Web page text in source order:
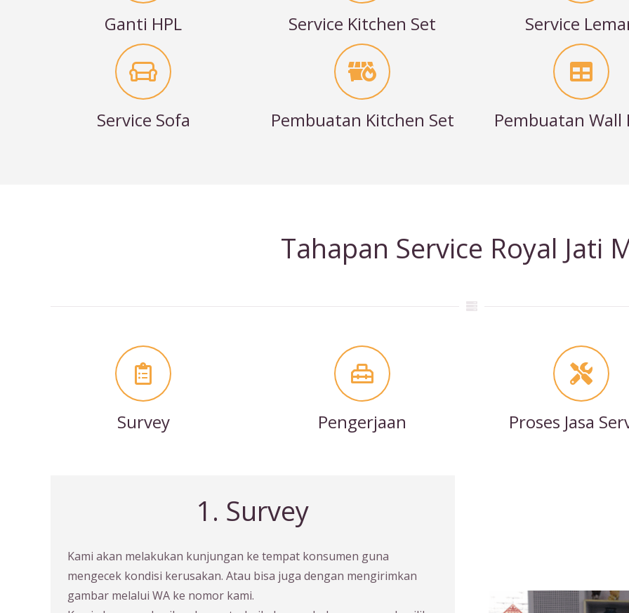
Ganti HPL Service Kitchen Set Service
Service Sofa Pembuatan Kitchen Set Pembuatan Wall
Tahapan Service Royal Jati
Survey Pengerjaan Proses Jasa
1. Survey
Kami akan melakukan kunjungan ke tempat konsumen guna
mengecek kondisi kerusakan. Atau bisa juga dengan mengirimkan
gambar melalui WA ke nomor kami.